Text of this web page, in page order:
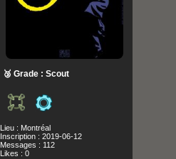
🥉 Grade : Scout
Lieu : Montréal
Inscription : 2019-06-12
Messages : 112
Likes : 0